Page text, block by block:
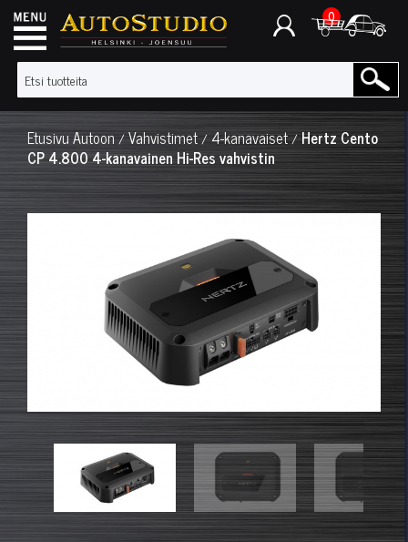
0
EtusivuAutoon/Vahvistimet/ 4-kanavaiset/Hertz Cento
CP 4.800 4-kanavainen Hi-Res vahvistin